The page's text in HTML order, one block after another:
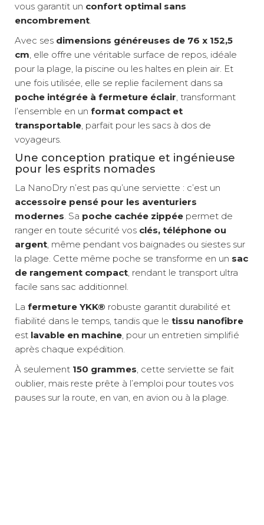
vous garantit un confort optimal sans
encombrement.
Avec ses dimensions généreuses de 76 x 152,5
cm, elle offre une véritable surface de repos, idéale
pour la plage, la piscine ou les haltes en plein air. Et
une fois utilisée, elle se replie facilement dans sa
poche intégrée à fermeture éclair, transformant
l’ensemble en un format compact et
transportable, parfait pour les sacs à dos de
voyageurs.
Une conception pratique et ingénieuse
pour les esprits nomades
La NanoDry n’est pas qu’une serviette : c’est un
accessoire pensé pour les aventuriers
modernes. Sa poche cachée zippée permet de
ranger en toute sécurité vos clés, téléphone ou
argent, même pendant vos baignades ou siestes sur
la plage. Cette même poche se transforme en un sac
de rangement compact, rendant le transport ultra
facile sans sac additionnel.
La fermeture YKK® robuste garantit durabilité et
fiabilité dans le temps, tandis que le tissu nanofibre
est lavable en machine, pour un entretien simplifié
après chaque expédition.
À seulement 150 grammes, cette serviette se fait
oublier, mais reste prête à l’emploi pour toutes vos
pauses sur la route, en van, en avion ou à la plage.